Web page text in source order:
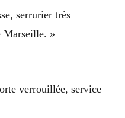
serrurier très
Marseille. »
verrouillée, service